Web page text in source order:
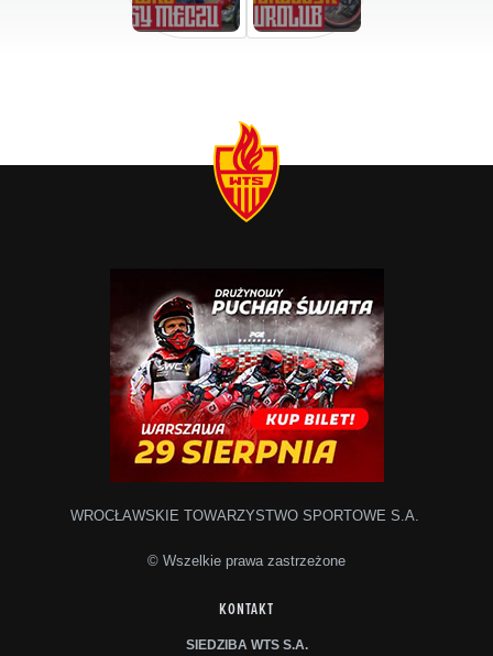
WROCŁAWSKIE TOWARZYSTWO SPORTOWE S.A.
© Wszelkie prawa zastrzeżone
KONTAKT
SIEDZIBA WTS S.A.